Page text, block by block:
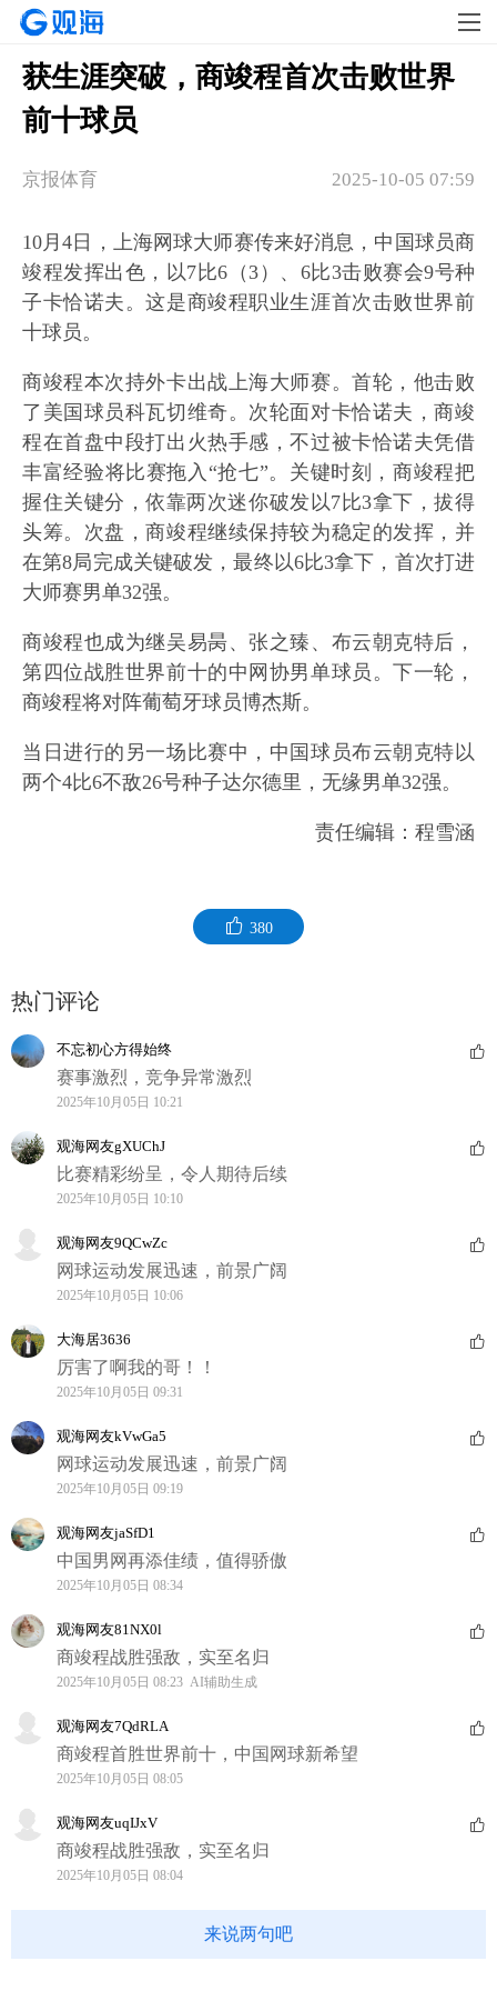
获生涯突破，商竣程首次击败世界
前十球员
2025-10-05 07:59
​京报体育
10月4日，上海网球大师赛传来好消息，中国球员商
竣程发挥出色，以7比6（3）、6比3击败赛会9号种
子卡恰诺夫。这是商竣程职业生涯首次击败世界前
十球员。
商竣程本次持外卡出战上海大师赛。首轮，他击败
了美国球员科瓦切维奇。次轮面对卡恰诺夫，商竣
程在首盘中段打出火热手感，不过被卡恰诺夫凭借
丰富经验将比赛拖入“抢七”。关键时刻，商竣程把
握住关键分，依靠两次迷你破发以7比3拿下，拔得
头筹。次盘，商竣程继续保持较为稳定的发挥，并
在第8局完成关键破发，最终以6比3拿下，首次打进
大师赛男单32强。
商竣程也成为继吴易昺、张之臻、布云朝克特后，
第四位战胜世界前十的中网协男单球员。下一轮，
商竣程将对阵葡萄牙球员博杰斯。
当日进行的另一场比赛中，中国球员布云朝克特以
两个4比6不敌26号种子达尔德里，无缘男单32强。
责任编辑：程雪涵
380
热门评论
不忘初心方得始终
赛事激烈，竞争异常激烈
2025年10月05日 10:21
观海网友gXUChJ
比赛精彩纷呈，令人期待后续
2025年10月05日 10:10
观海网友9QCwZc
网球运动发展迅速，前景广阔
2025年10月05日 10:06
大海居3636
厉害了啊我的哥！！
2025年10月05日 09:31
观海网友kVwGa5
网球运动发展迅速，前景广阔
2025年10月05日 09:19
观海网友jaSfD1
中国男网再添佳绩，值得骄傲
2025年10月05日 08:34
观海网友81NX0l
商竣程战胜强敌，实至名归
2025年10月05日 08:23 AI辅助生成
观海网友7QdRLA
商竣程首胜世界前十，中国网球新希望
2025年10月05日 08:05
观海网友uqIJxV
商竣程战胜强敌，实至名归
2025年10月05日 08:04
来说两句吧